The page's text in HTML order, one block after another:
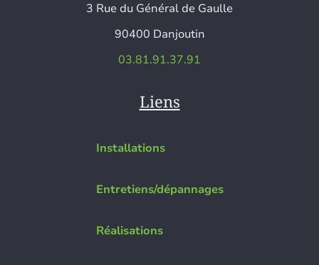
3 Rue du Général de Gaulle
90400 Danjoutin
03.81.91.37.91
Liens
Installations
Entretiens/dépannages
Réalisations